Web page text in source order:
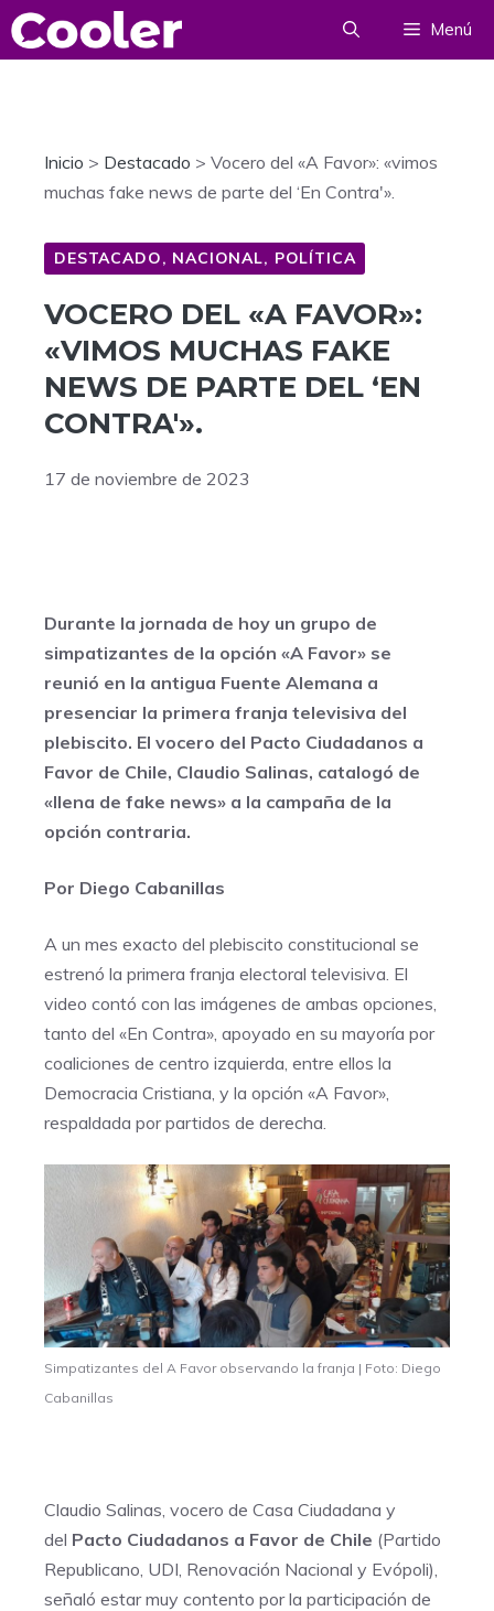
Saltar
al
Menú
Inicio > Destacado > Vocero del «A Favor»: «vimos
muchas fake news de parte del ‘En Contra'».
DESTACADO, NACIONAL, POLÍTICA
VOCERO DEL «A FAVOR»:
«VIMOS MUCHAS FAKE
NEWS DE PARTE DEL ‘EN
CONTRA'».
17 de noviembre de 2023
Durante la jornada de hoy un grupo de
simpatizantes de la opción «A Favor» se
reunió en la antigua Fuente Alemana a
presenciar la primera franja televisiva del
plebiscito. El vocero del Pacto Ciudadanos a
Favor de Chile, Claudio Salinas, catalogó de
«llena de fake news» a la campaña de la
opción contraria.
Por Diego Cabanillas
A un mes exacto del plebiscito constitucional se
estrenó la primera franja electoral televisiva. El
video contó con las imágenes de ambas opciones,
tanto del «En Contra», apoyado en su mayoría por
coaliciones de centro izquierda, entre ellos la
Democracia Cristiana, y la opción «A Favor»,
respaldada por partidos de derecha.
Simpatizantes del A Favor observando la franja | Foto: Diego
Cabanillas
Claudio Salinas, vocero de Casa Ciudadana y
del Pacto Ciudadanos a Favor de Chile (Partido
Republicano, UDI, Renovación Nacional y Evópoli),
señaló estar muy contento por la participación de